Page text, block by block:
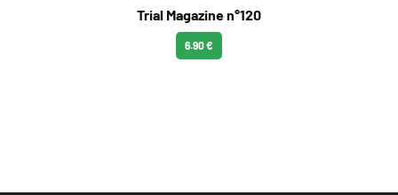
Trial Magazine n°120
6.90 €